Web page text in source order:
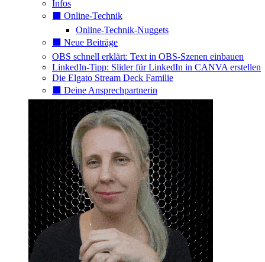
Infos
⬛️ Online-Technik
Online-Technik-Nuggets
⬛️ Neue Beiträge
OBS schnell erklärt: Text in OBS-Szenen einbauen
LinkedIn-Tipp: Slider für LinkedIn in CANVA erstellen
Die Elgato Stream Deck Familie
⬛️ Deine Ansprechpartnerin